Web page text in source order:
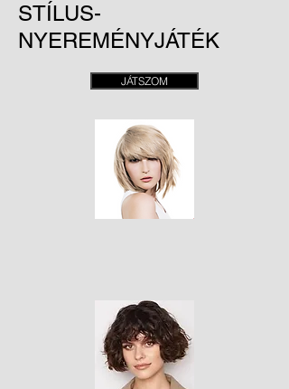
STÍLUS-
NYEREMÉNYJÁTÉK
JÁTSZOM